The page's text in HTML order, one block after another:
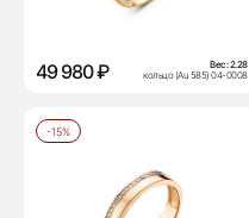
49 980 ₽ Вес:2.28
кольцо (Au 585) 04-0008
-15%